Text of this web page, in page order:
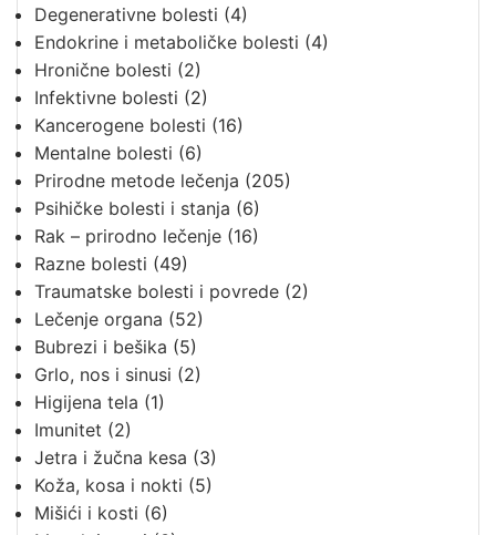
Degenerativne bolesti (4)
Endokrine i metaboličke bolesti (4)
Hronične bolesti (2)
Infektivne bolesti (2)
Kancerogene bolesti (16)
Mentalne bolesti (6)
Prirodne metode lečenja (205)
Psihičke bolesti i stanja (6)
Rak – prirodno lečenje (16)
Razne bolesti (49)
Traumatske bolesti i povrede (2)
Lečenje organa (52)
Bubrezi i bešika (5)
Grlo, nos i sinusi (2)
Higijena tela (1)
Imunitet (2)
Jetra i žučna kesa (3)
Koža, kosa i nokti (5)
Mišići i kosti (6)